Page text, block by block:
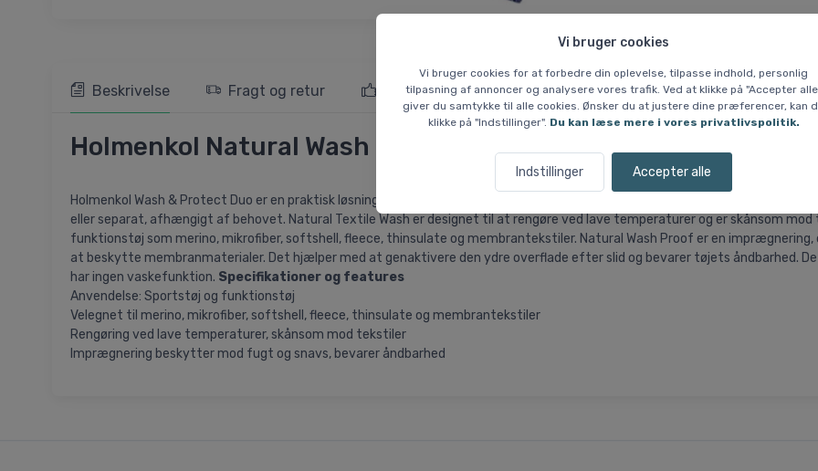
Vi bruger cookies
Vi bruger cookies for at forbedre din oplevelse, tilpasse indhold, personlig
tilpasning af annoncer og analysere vores trafik. Ved at klikke på "Accepter
giver du samtykke til alle cookies. Ønsker du at justere dine præferencer, kan
klikke på "Indstillinger". Du kan læse mere i vores privatlivspolitik.
Indstillinger Accepter alle
Beskrivelse Fragt og retur 103 % Prisgaranti Hvem er vi?
Holmenkol Natural Wash & Protect Duo, 2x250ml
Holmenkol Wash & Protect Duo er en praktisk løsning til rengøring og imprægnering af sportstøj og funktionstøj. Dette sæt
eller separat, afhængigt af behovet. Natural Textile Wash er designet til at rengøre ved lave temperaturer og er skånsom
funktionstøj som merino, mikrofiber, softshell, fleece, thinsulate og membrantekstiler. Natural Wash Proof er en
at beskytte membranmaterialer. Det hjælper med at genaktivere den ydre overflade efter slid og bevarer tøjets åndbarhed.
har ingen vaskefunktion. Specifikationer og features
Anvendelse: Sportstøj og funktionstøj
Velegnet til merino, mikrofiber, softshell, fleece, thinsulate og membrantekstiler
Rengøring ved lave temperaturer, skånsom mod tekstiler
Imprægnering beskytter mod fugt og snavs, bevarer åndbarhed